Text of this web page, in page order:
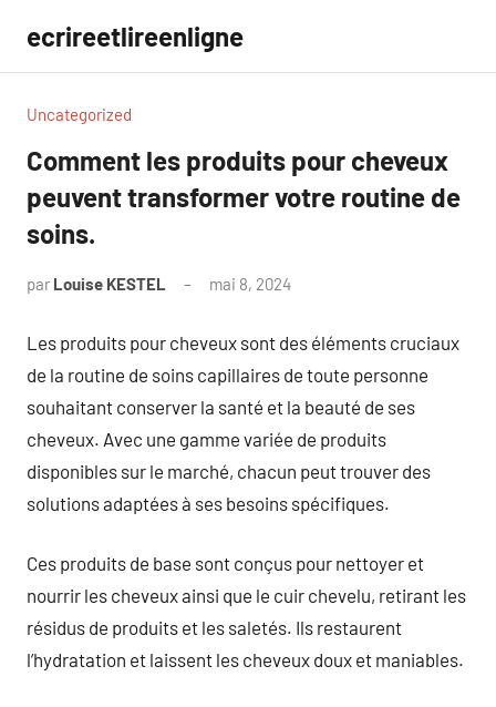
contenu
ecrireetlireenligne
Uncategorized
Comment les produits pour cheveux
peuvent transformer votre routine de
soins.
par Louise KESTEL mai 8, 2024
Les produits pour cheveux sont des éléments cruciaux
de la routine de soins capillaires de toute personne
souhaitant conserver la santé et la beauté de ses
cheveux. Avec une gamme variée de produits
disponibles sur le marché, chacun peut trouver des
solutions adaptées à ses besoins spécifiques.
Ces produits de base sont conçus pour nettoyer et
nourrir les cheveux ainsi que le cuir chevelu, retirant les
résidus de produits et les saletés. Ils restaurent
l’hydratation et laissent les cheveux doux et maniables.